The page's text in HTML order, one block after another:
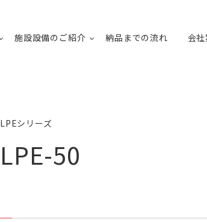
施設設備のご紹介 納品までの流れ 会
LPEシリーズ
LPE-50